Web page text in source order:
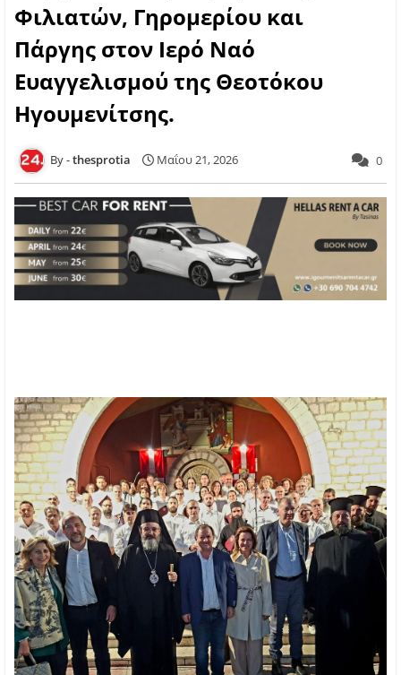
Φιλιατών, Γηρομερίου και
Πάργης στον Ιερό Ναό
Ευαγγελισμού της Θεοτόκου
Ηγουμενίτσης.
thesprotia Μαΐου 21, 2026 0